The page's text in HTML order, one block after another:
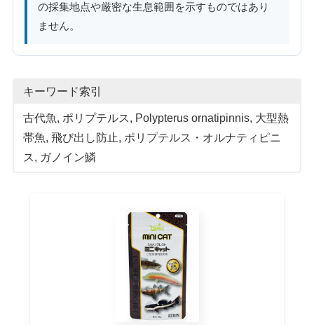
の採集地点や厳密な生息範囲を示すものではあり
ません。
キーワード索引
古代魚, ポリプテルス, Polypterus ornatipinnis, 大型熱
帯魚, 飛び出し防止, ポリプテルス・オルナティピニ
ス, ガノイン鱗